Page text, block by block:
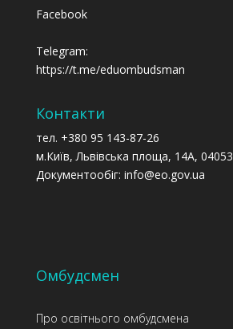
Facebook
Telegram:
https://t.me/eduombudsman
Контакти
тел. +380 95 143-87-26
м.Київ, Львівська площа, 14А, 04053
Документообіг: info@eo.gov.ua
Омбудсмен
Про освітнього омбудсмена